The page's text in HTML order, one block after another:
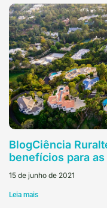
BlogCiência
benefícios para
15 de junho de 2021
Leia mais